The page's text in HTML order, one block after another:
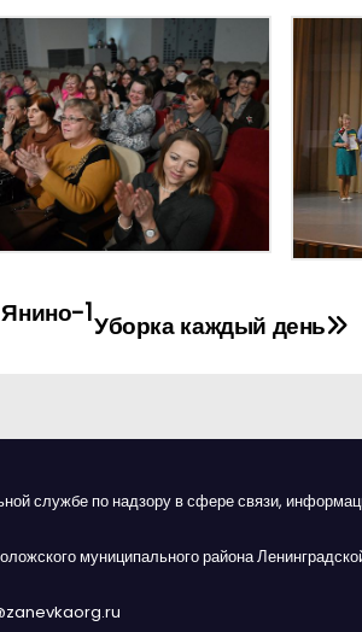
Уборка каждый день
1
службе по надзору в сфере связи,
муниципального района